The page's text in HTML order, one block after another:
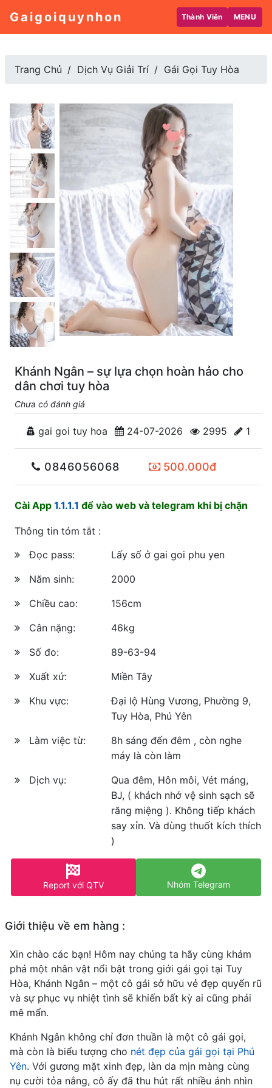
Gaigoiquynhon Thành Viên MENU
Trang Chủ Dịch Vụ Giải Trí Gái Gọi Tuy Hòa
Khánh Ngân – sự lựa chọn hoàn hảo cho
dân chơi tuy hòa
Chưa có đánh giá
gai goi tuy hoa 24-07-2026 2995 1
0846056068 500.000đ
Cài App 1.1.1.1 để vào web và telegram khi bị chặn
Thông tin tóm tắt :
Đọc pass:
Lấy số ở gai goi phu yen
Năm sinh:
2000
Chiều cao:
156cm
Cân nặng:
46kg
Số đo:
89-63-94
Xuất xứ:
Miền Tây
Khu vực:
Đại lộ Hùng Vương, Phường 9,
Tuy Hòa, Phú Yên
Làm việc từ:
8h sáng đến đêm , còn nghe
máy là còn làm
Dịch vụ:
Qua đêm, Hôn môi, Vét máng,
BJ, ( khách nhớ vệ sinh sạch sẽ
răng miệng ). Không tiếp khách
say xỉn. Và dùng thuốt kích thích
)
Report với QTV Nhóm Telegram
Giới thiệu về em hàng :
Xin chào các bạn! Hôm nay chúng ta hãy cùng khám
phá một nhân vật nổi bật trong giới gái gọi tại Tuy
Hòa, Khánh Ngân – một cô gái sở hữu vẻ đẹp quyến rũ
và sự phục vụ nhiệt tình sẽ khiến bất kỳ ai cũng phải
mê mẩn.
Khánh Ngân không chỉ đơn thuần là một cô gái gọi,
mà còn là biểu tượng cho nét đẹp của gái gọi tại Phú
Yên. Với gương mặt xinh đẹp, làn da mịn màng cùng
nụ cười tỏa nắng, cô ấy đã thu hút rất nhiều ánh nhìn